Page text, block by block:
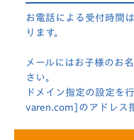
お電話による受付時間
ります。
メールにはお子様のお
さい。
ドメイン指定の設定を
varen.com]のアドレス